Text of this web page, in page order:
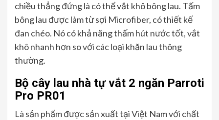
chiều thẳng đứng là có thể vắt khô bông lau. Tấm
bông lau được làm từ sợi Microfiber, có thiết kế
đan chéo. Nó có khả năng thấm hút nước tốt, vắt
khô nhanh hơn so với các loại khăn lau thông
thường.
Bộ cây lau nhà tự vắt 2 ngăn Parroti
Pro PR01
Là sản phẩm được sản xuất tại Việt Nam với chất